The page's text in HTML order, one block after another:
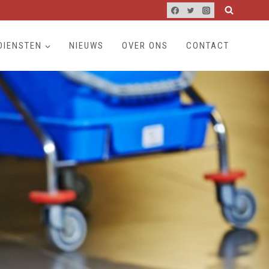
NIEUWS OVER ONS CONTACT